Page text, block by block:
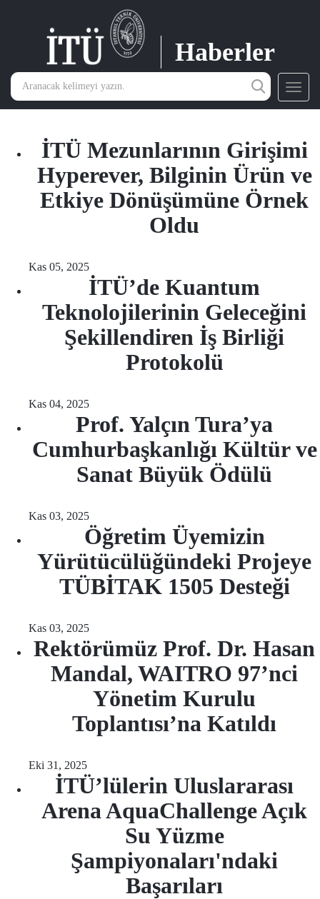
Haberler
İTÜ Mezunlarının Girişimi
Hyperever, Bilginin Ürün ve
Etkiye Dönüşümüne Örnek
Oldu
Kas 05, 2025
İTÜ’de Kuantum
Teknolojilerinin Geleceğini
Şekillendiren İş Birliği
Protokolü
Kas 04, 2025
Prof. Yalçın Tura’ya
Cumhurbaşkanlığı Kültür ve
Sanat Büyük Ödülü
Kas 03, 2025
Öğretim Üyemizin
Yürütücülüğündeki Projeye
TÜBİTAK 1505 Desteği
Kas 03, 2025
Rektörümüz Prof. Dr. Hasan
Mandal, WAITRO 97’nci
Yönetim Kurulu
Toplantısı’na Katıldı
Eki 31, 2025
İTÜ’lülerin Uluslararası
Arena AquaChallenge Açık
Su Yüzme
Şampiyonaları'ndaki
Başarıları